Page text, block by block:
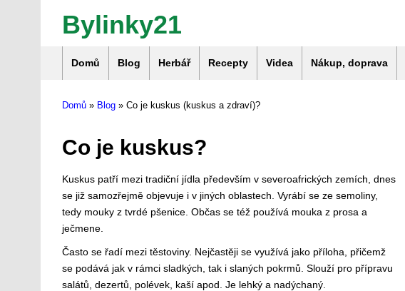
Bylinky21
Domů Blog Herbář Recepty Videa Nákup, doprava
Domů » Blog » Co je kuskus (kuskus a zdraví)?
Co je kuskus?
Kuskus patří mezi tradiční jídla především v severoafrických zemích, dnes
se již samozřejmě objevuje i v jiných oblastech. Vyrábí se ze semoliny,
tedy mouky z tvrdé pšenice. Občas se též používá mouka z prosa a
ječmene.
Často se řadí mezi těstoviny. Nejčastěji se využívá jako příloha, přičemž
se podává jak v rámci sladkých, tak i slaných pokrmů. Slouží pro přípravu
salátů, dezertů, polévek, kaší apod. Je lehký a nadýchaný.